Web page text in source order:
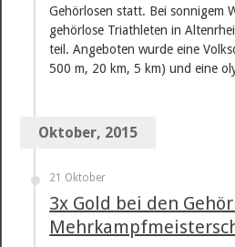
Gehörlosen statt. Bei sonnigem
gehörlose Triathleten in
teil. Angeboten wurde eine
500 m, 20 km, 5 km) und eine
Oktober, 2015
21 Oktober
3x Gold bei den